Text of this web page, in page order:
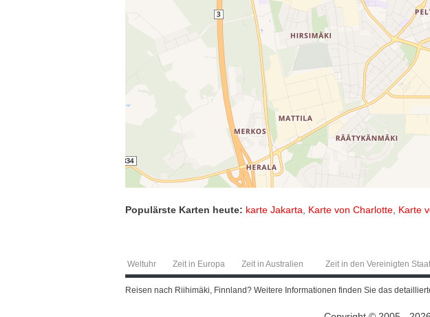
Populärste Karten heute: karte Jakarta Karte von Charlotte Karte
Weltuhr Zeit in Europa Zeit in Australien Zeit in den Vereinigten
Reisen nach Riihimäki, Finnland? Weitere Informationen finden Sie das